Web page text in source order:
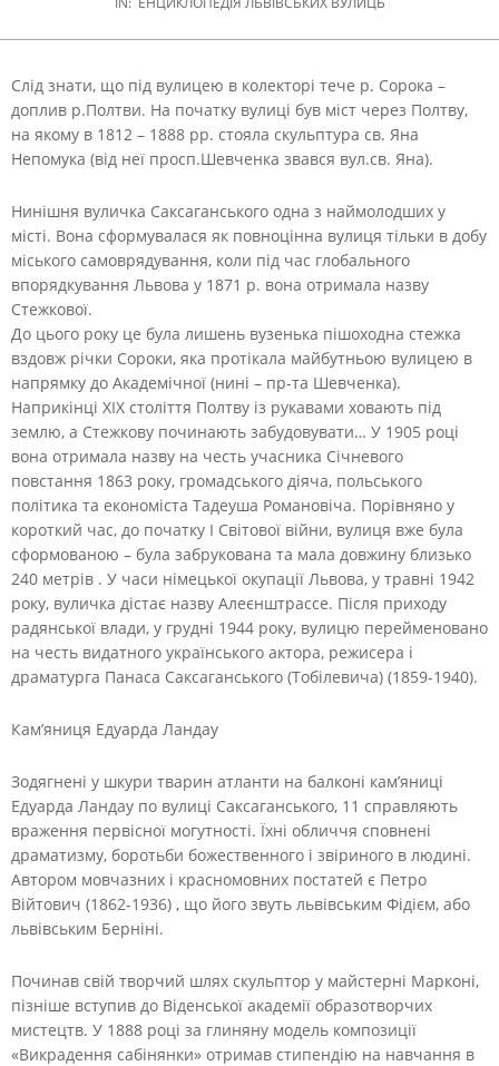
Слід знати, що під вулицею в колекторі тече р. Сорока –
доплив р.Полтви. На початку вулиці був міст через Полтву,
на якому в 1812 – 1888 рр. стояла скульптура св. Яна
Непомука (від неї просп.Шевченка звався вул.св. Яна).
Нинішня вуличка Саксаганського одна з наймолодших у
місті. Вона сформувалася як повноцінна вулиця тільки в добу
міського самоврядування, коли під час глобального
впорядкування Львова у 1871 р. вона отримала назву
Стежкової.
До цього року це була лишень вузенька пішоходна стежка
вздовж річки Сороки, яка протікала майбутньою вулицею в
напрямку до Академічної (нині – пр-та Шевченка).
Наприкінці ХІХ століття Полтву із рукавами ховають під
землю, а Стежкову починають забудовувати… У 1905 році
вона отримала назву на честь учасника Січневого
повстання 1863 року, громадського діяча, польського
політика та економіста Тадеуша Романовіча. Порівняно у
короткий час, до початку I Світової війни, вулиця вже була
сформованою – була забрукована та мала довжину близько
240 метрів . У часи німецької окупації Львова, у травні 1942
року, вуличка дістає назву Алеєнштрассе. Після приходу
радянської влади, у грудні 1944 року, вулицю перейменовано
на честь видатного українського актора, режисера і
драматурга Панаса Саксаганського (Тобілевича) (1859-1940).
Кам’яниця Едуарда Ландау
Зодягнені у шкури тварин атланти на балконі кам’яниці
Едуарда Ландау по вулиці Саксаганського, 11 справляють
враження первісної могутності. Їхні обличчя сповнені
драматизму, боротьби божественного і звіриного в людині.
Автором мовчазних і красномовних постатей є Петро
Війтович (1862-1936) , що його звуть львівським Фідієм, або
львівським Берніні.
Починав свій творчий шлях скульптор у майстерні Марконі,
пізніше вступив до Віденської академії образотворчих
мистецтв. У 1888 році за глиняну модель композиції
«Викрадення сабінянки» отримав стипендію на навчання в